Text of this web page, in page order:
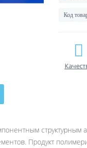
Код
структурным
Продукт